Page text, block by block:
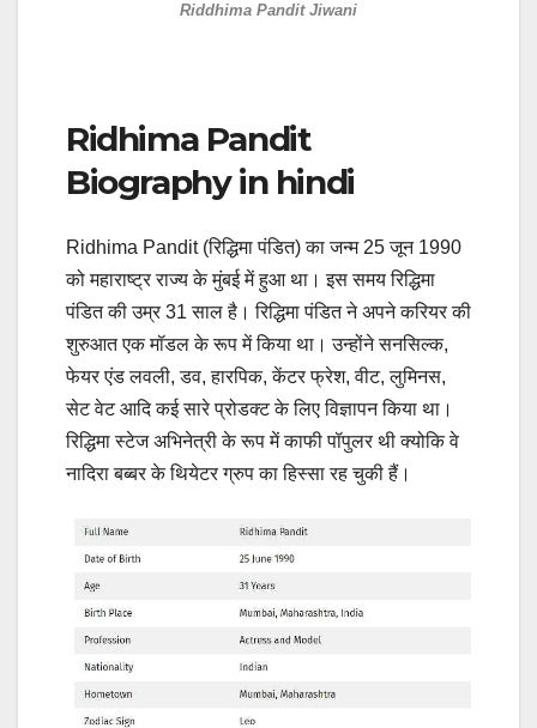
Riddhima Pandit Jiwani
Ridhima Pandit
Biography in hindi
Ridhima Pandit (रिद्धिमा पंडित) का जन्म 25 जून 1990
को महाराष्ट्र राज्य के मुंबई में हुआ था। इस समय रिद्धिमा
पंडित की उम्र 31 साल है। रिद्धिमा पंडित ने अपने करियर की
शुरुआत एक मॉडल के रूप में किया था। उन्होंने सनसिल्क,
फेयर एंड लवली, डव, हारपिक, केंटर फ्रेश, वीट, लुमिनस,
सेट वेट आदि कई सारे प्रोडक्ट के लिए विज्ञापन किया था।
रिद्धिमा स्टेज अभिनेत्री के रूप में काफी पॉपुलर थी क्योकि वे
नादिरा बब्बर के थियेटर ग्रुप का हिस्सा रह चुकी हैं।